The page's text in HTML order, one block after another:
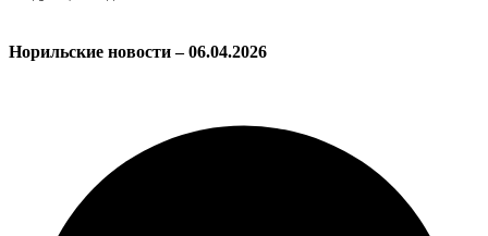
Норильские новости – 06.04.2026